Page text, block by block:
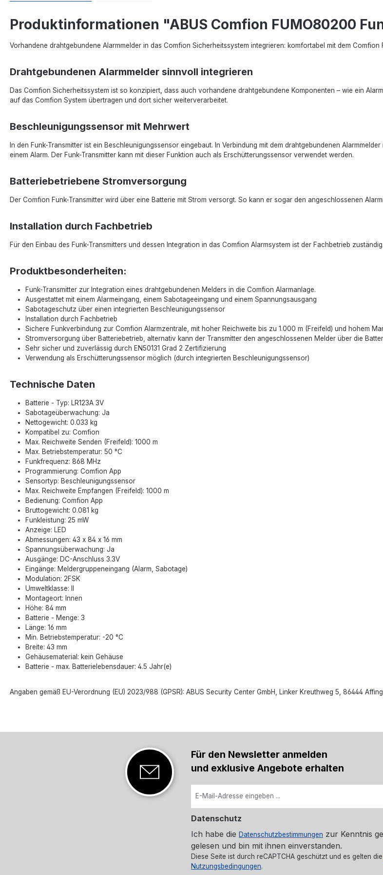
Produktinformationen "ABUS Comfion FUMO80200
Vorhandene drahtgebundene Alarmmelder in das Comfion Sicherheitssystem integrieren: komfortabel mit dem Comfion
Drahtgebundenen Alarmmelder sinnvoll integrieren
Das Comfion Sicherheitssystem ist so konzipiert, dass auch vorhandene drahtgebundene Komponenten – wie ein
auf das Comfion System übertragen und dort sicher weiterverarbeitet.
Beschleunigungssensor mit Mehrwert
In den Funk-Transmitter ist ein Beschleunigungssensor eingebaut. In Verbindung mit dem drahtgebundenen
einem Alarm. Der Funk-Transmitter kann mit dieser Funktion auch als Erschütterungssensor verwendet werden.
Batteriebetriebene Stromversorgung
Der Comfion Funk-Transmitter wird über eine Batterie mit Strom versorgt. So kann er sogar den angeschlossenen
Installation durch Fachbetrieb
Für den Einbau des Funk-Transmitters und dessen Integration in das Comfion Alarmsystem ist der Fachbetrieb zuständig.
Produktbesonderheiten:
Funk-Transmitter zur Integration eines drahtgebundenen Melders in die Comfion Alarmanlage.
Ausgestattet mit einem Alarmeingang, einem Sabotageeingang und einem Spannungsausgang
Sabotageschutz über einen integrierten Beschleunigungssensor
Installation durch Fachbetrieb
Sichere Funkverbindung zur Comfion Alarmzentrale, mit hoher Reichweite bis zu 1.000 m (Freifeld) und hohem
Stromversorgung über Batteriebetrieb, alternativ kann der Transmitter den angeschlossenen Melder über die
Sehr sicher und zuverlässig durch EN50131 Grad 2 Zertifizierung
Verwendung als Erschütterungssensor möglich (durch integrierten Beschleunigungssensor)
Technische Daten
Batterie - Typ: LR123A 3V
Sabotageüberwachung: Ja
Nettogewicht: 0.033 kg
Kompatibel zu: Comfion
Max. Reichweite Senden (Freifeld): 1000 m
Max. Betriebstemperatur: 50 °C
Funkfrequenz: 868 MHz
Programmierung: Comfion App
Sensortyp: Beschleunigungssensor
Max. Reichweite Empfangen (Freifeld): 1000 m
Bedienung: Comfion App
Bruttogewicht: 0.081 kg
Funkleistung: 25 mW
Anzeige: LED
Abmessungen: 43 x 84 x 16 mm
Spannungsüberwachung: Ja
Ausgänge: DC-Anschluss 3.3V
Eingänge: Meldergruppeneingang (Alarm, Sabotage)
Modulation: 2FSK
Umweltklasse: II
Montageort: Innen
Höhe: 84 mm
Batterie - Menge: 3
Länge: 16 mm
Min. Betriebstemperatur: -20 °C
Breite: 43 mm
Gehäusematerial: kein Gehäuse
Batterie - max. Batterielebensdauer: 4.5 Jahr(e)
Angaben gemäß EU-Verordnung (EU) 2023/988 (GPSR): ABUS Security Center GmbH, Linker Kreuthweg 5, 86444
Für den Newsletter anmelden
und exklusive Angebote erhalten
Datenschutz
Ich habe die Datenschutzbestimmungen zur Kenntnis
gelesen und bin mit ihnen einverstanden.
Diese Seite ist durch reCAPTCHA geschützt und es gelten die
Nutzungsbedingungen.